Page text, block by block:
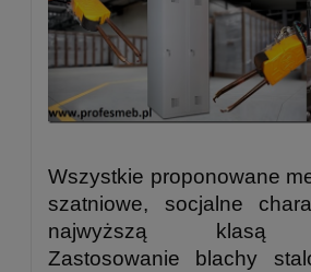
Wszystkie proponowane
szatniowe, socjalne
najwyższą klasą
Zastosowanie blachy